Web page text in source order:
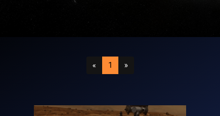
«Precedente
1 (attuale)
»Successivo